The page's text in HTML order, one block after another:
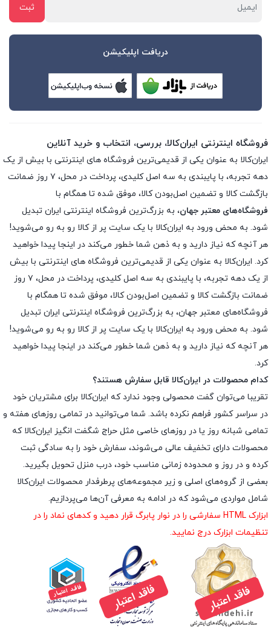
دریافت اپلیکیشن
فروشگاه اینترنتی ایران‌کالا، بررسی، انتخاب و خرید آنلاین
ایران‌کالا به عنوان یکی از قدیمی‌ترین فروشگاه های اینترنتی با بیش از یک
دهه تجربه، با پایبندی به سه اصل کلیدی، پرداخت در محل، ۷ روز ضمانت
بازگشت کالا و تضمین اصل‌بودن کالا، موفق شده تا همگام با
فروشگاه‌های معتبر جهان، به بزرگ‌ترین فروشگاه اینترنتی ایران تبدیل
شود. به محض ورود به ایران‌کالا با یک سایت پر از کالا رو به رو می‌شوید!
هر آنچه که نیاز دارید و به ذهن شما خطور می‌کند در اینجا پیدا خواهید
کرد. ایران‌کالا به عنوان یکی از قدیمی‌ترین فروشگاه های اینترنتی با بیش
از یک دهه تجربه، با پایبندی به سه اصل کلیدی، پرداخت در محل، ۷ روز
ضمانت بازگشت کالا و تضمین اصل‌بودن کالا، موفق شده تا همگام با
فروشگاه‌های معتبر جهان، به بزرگ‌ترین فروشگاه اینترنتی ایران تبدیل
شود. به محض ورود به ایران‌کالا با یک سایت پر از کالا رو به رو می‌شوید!
هر آنچه که نیاز دارید و به ذهن شما خطور می‌کند در اینجا پیدا خواهید
کرد.
کدام محصولات در ایران‌کالا قابل سفارش هستند؟
تقریبا می‌توان گفت محصولی وجود ندارد که ایران‌کالا برای مشتریان خود
در سراسر کشور فراهم نکرده باشد. شما می‌توانید در تمامی روزهای هفته و
تمامی شبانه روز یا در روزهای خاصی مثل حراج شگفت انگیز ایران‌کالا که
محصولات دارای تخفیف عالی می‌شوند، سفارش خود را به سادگی ثبت
کرده و در روز و محدوده زمانی مناسب خود، درب منزل تحویل بگیرید.
بعضی از گروه‌های اصلی و زیر مجموعه‌های پرطرفدار محصولات ایران‌کالا
شامل مواردی می‌شود که در ادامه به معرفی آن‌ها می‌پردازیم.
ابزارک HTML سفارشی را در نوار پابرگ قرار دهید و کدهای نماد را در
تنظیمات ابزارک درج نمایید.